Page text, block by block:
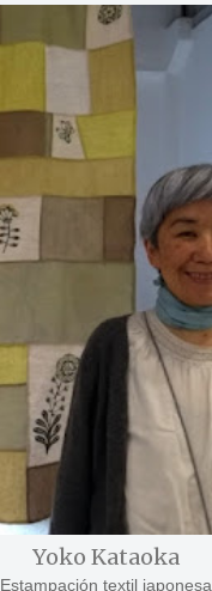
Yoko Kataoka
Estampación textil japonesa